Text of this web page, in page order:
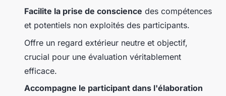
Facilite la prise de conscience des compétences
et potentiels non exploités des participants.
Offre un regard extérieur neutre et objectif,
crucial pour une évaluation véritablement
efficace.
Accompagne le participant dans l'élaboration